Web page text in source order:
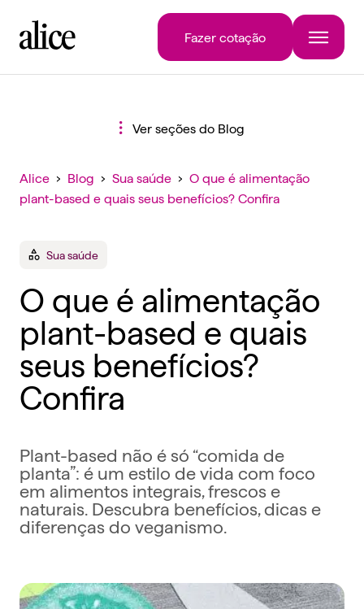
Fazer cotação
Ver seções do Blog
Alice › Blog › Sua saúde › O que é alimentação
plant-based e quais seus benefícios? Confira
Sua saúde
O que é alimentação
plant-based e quais
seus benefícios?
Confira
Plant-based não é só “comida de
planta”: é um estilo de vida com foco
em alimentos integrais, frescos e
naturais. Descubra benefícios, dicas e
diferenças do veganismo.